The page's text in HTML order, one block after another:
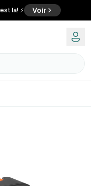
là! ⚡ Voir